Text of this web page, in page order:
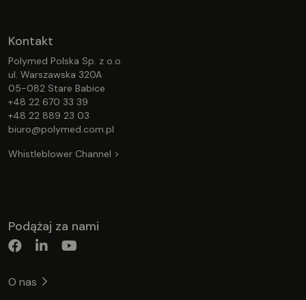
Kontakt
Polymed Polska Sp. z o.o.
ul. Warszawska 320A
05-082 Stare Babice
+48 22 670 33 39
+48 22 889 23 03
biuro@polymed.com.pl
Whistleblower Channel >
Podążaj za nami
O nas